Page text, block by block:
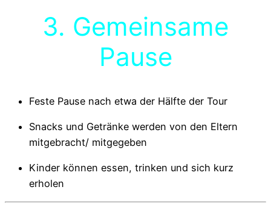
3. Gemeinsame
Pause
Feste Pause nach etwa der Hälfte der Tour
Snacks und Getränke werden von den Eltern
mitgebracht/ mitgegeben
Kinder können essen, trinken und sich kurz
erholen